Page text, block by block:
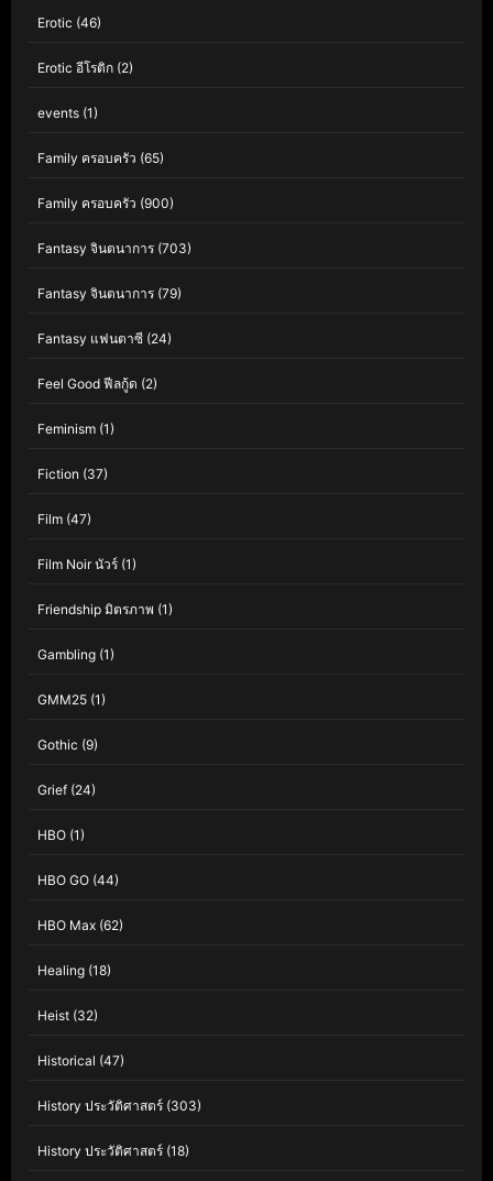
Erotic (46)
Erotic อีโรติก (2)
events (1)
Family ครอบครัว (65)
Family ครอบครัว (900)
Fantasy จินตนาการ (703)
Fantasy จินตนาการ (79)
Fantasy แฟนตาซี (24)
Feel Good ฟีลกู้ด (2)
Feminism (1)
Fiction (37)
Film (47)
Film Noir นัวร์ (1)
Friendship มิตรภาพ (1)
Gambling (1)
GMM25 (1)
Gothic (9)
Grief (24)
HBO (1)
HBO GO (44)
HBO Max (62)
Healing (18)
Heist (32)
Historical (47)
History ประวัติศาสตร์ (303)
History ประวัติศาสตร์ (18)